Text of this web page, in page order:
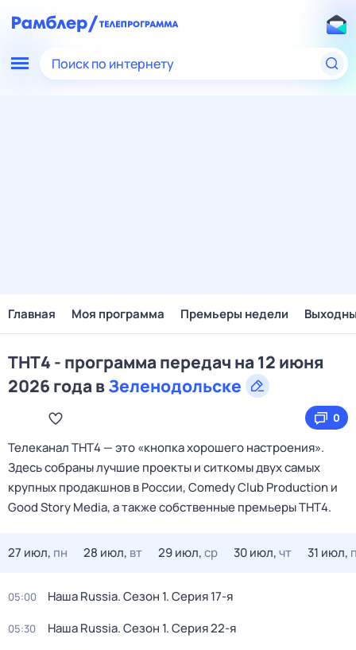
Поиск по интернету
Главная Моя программа Премьеры недели
ТНТ4 - программа передач на 12 июня
2026 года вЗеленодольске
0
Телеканал ТНТ4 — это «кнопка хорошего настроения».
Здесь собраны лучшие проекты и ситкомы двух самых
крупных продакшнов в России, Comedy Club Production и
Good Story Media, а также собственные премьеры ТНТ4.
27 июл, пн 28 июл, вт 29 июл,ср 30 июл,чт 31 июл,
05:00 Наша Russia. Сезон 1. Серия 17-я
05:30 Наша Russia. Сезон 1. Серия 22-я